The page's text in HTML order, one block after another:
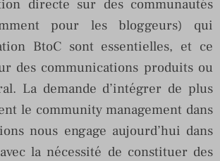
directe sur des communautés
pour les bloggeurs) qui
BtoC sont essentielles, et ce
des communications produits ou
La demande d’intégrer de plus
le community management dans
nous engage aujourd’hui dans
la nécessité de constituer des